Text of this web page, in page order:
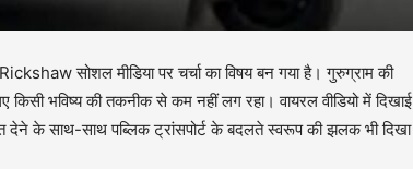
सोशल मीडिया पर चर्चा का विषय बन गया है। गुरुग्राम की
भविष्य की तकनीक से कम नहीं लग रहा। वायरल वीडियो में दिखाई
देने के साथ-साथ पब्लिक ट्रांसपोर्ट के बदलते स्वरूप की झलक भी दिखा